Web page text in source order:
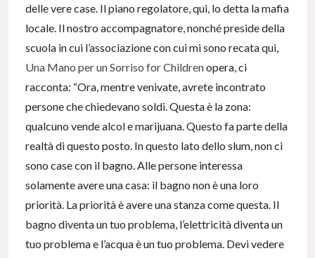
delle vere case. Il piano regolatore, qui, lo detta la mafia
locale. Il nostro accompagnatore, nonché preside della
scuola in cui l’associazione con cui mi sono recata qui,
Una Mano per un Sorriso for Childrenopera, ci
racconta: “Ora, mentre venivate, avrete incontrato
persone che chiedevano soldi. Questa è la zona:
qualcuno vende alcol e marijuana. Questo fa parte della
realtà di questo posto. In questo lato dello slum, non ci
sono case con il bagno. Alle persone interessa
solamente avere una casa: il bagno non è una loro
priorità. La priorità è avere una stanza come questa. Il
bagno diventa un tuo problema, l’elettricità diventa un
tuo problema e l’acqua è un tuo problema. Devi vedere